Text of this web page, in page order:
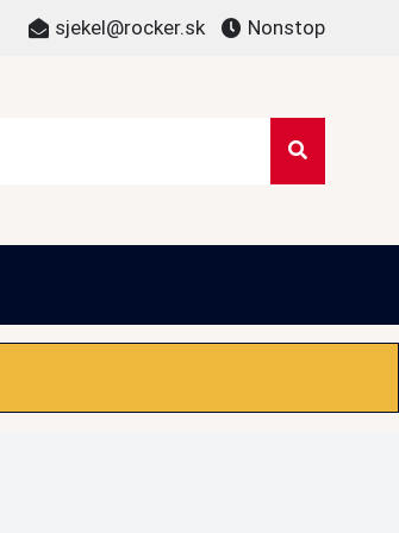
sjekel@rocker.sk Nonstop